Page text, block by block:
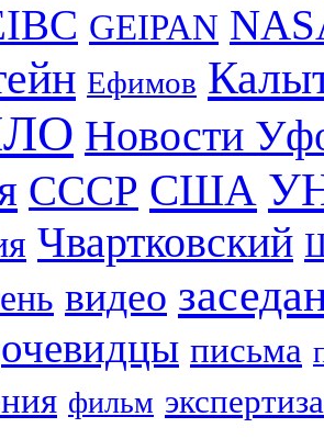
GEIPAN
Ефимов
Новости
СССР США
Чвартковский
видео
очевидцы письма
фильм экспертиза